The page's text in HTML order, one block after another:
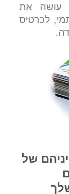
עושה את
לכרטיס
של